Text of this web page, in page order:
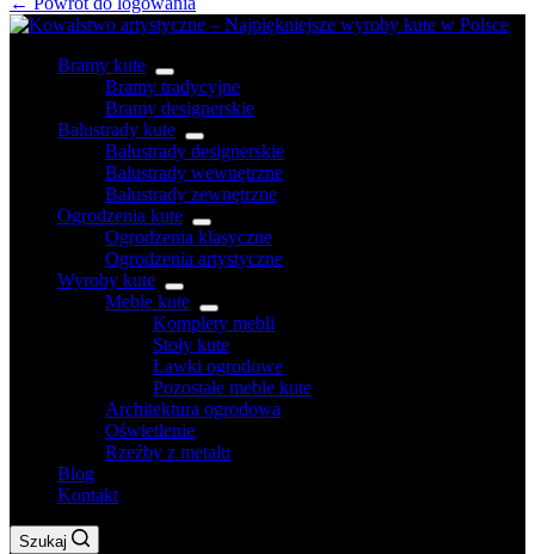
Bramy kute
Bramy tradycyjne
Bramy designerskie
Balustrady kute
Balustrady designerskie
Balustrady wewnętrzne
Balustrady zewnętrzne
Ogrodzenia kute
Ogrodzenia klasyczne
Ogrodzenia artystyczne
Wyroby kute
Meble kute
Komplety mebli
Stoły kute
Ławki ogrodowe
Pozostałe meble kute
Architektura ogrodowa
Oświetlenie
Rzeźby z metalu
Blog
Kontakt
Szukaj